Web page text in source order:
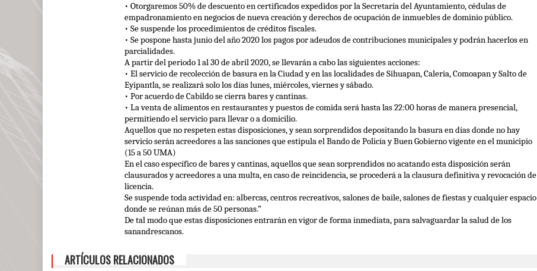
• Otorgaremos 50% de descuento en certificados expedidos por la Secretaría del Ayuntamiento, cédulas de
empadronamiento en negocios de nueva creación y derechos de ocupación de inmuebles de dominio público.
• Se suspende los procedimientos de créditos fiscales.
• Se pospone hasta junio del año 2020 los pagos por adeudos de contribuciones municipales y podrán hacerlos en
parcialidades.
A partir del periodo 1 al 30 de abril 2020, se llevarán a cabo las siguientes acciones:
• El servicio de recolección de basura en la Ciudad y en las localidades de Sihuapan, Caleria, Comoapan y Salto de
Eyipantla, se realizará solo los días lunes, miércoles, viernes y sábado.
• Por acuerdo de Cabildo se cierra bares y cantinas.
• La venta de alimentos en restaurantes y puestos de comida será hasta las 22:00 horas de manera presencial,
permitiendo el servicio para llevar o a domicilio.
Aquellos que no respeten estas disposiciones, y sean sorprendidos depositando la basura en días donde no hay
servicio serán acreedores a las sanciones que estipula el Bando de Policía y Buen Gobierno vigente en el municipio
(15 a 50 UMA)
En el caso específico de bares y cantinas, aquellos que sean sorprendidos no acatando esta disposición serán
clausurados y acreedores a una multa, en caso de reincidencia, se procederá a la clausura definitiva y revocación de
licencia.
Se suspende toda actividad en: albercas, centros recreativos, salones de baile, salones de fiestas y cualquier espacio
donde se reúnan más de 50 personas.”
De tal modo que estas disposiciones entrarán en vigor de forma inmediata, para salvaguardar la salud de los
sanandrescanos.
ARTÍCULOS RELACIONADOS